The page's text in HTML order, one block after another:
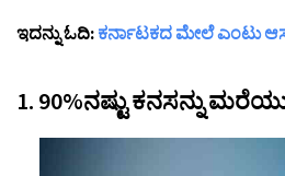
ಇದನ್ನು ಓದಿ: ಕರ್ನಾಟಕದ ಮೇಲೆ ಎಂಟು
1. 90%ನಷ್ಟು ಕನಸನ್ನು